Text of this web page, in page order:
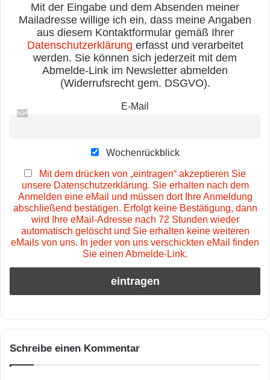
Mit der Eingabe und dem Absenden meiner
Mailadresse willige ich ein, dass meine Angaben
aus diesem Kontaktformular gemäß Ihrer
Datenschutzerklärung erfasst und verarbeitet
werden. Sie können sich jederzeit mit dem
Abmelde-Link im Newsletter abmelden
(Widerrufsrecht gem. DSGVO).
E-Mail
Wochenrückblick
Mit dem drücken von „eintragen“ akzeptieren Sie
unsere Datenschutzerklärung. Sie erhalten nach dem
Anmelden eine eMail und müssen dort Ihre Anmeldung
abschließend bestätigen. Erfolgt keine Bestätigung, dann
wird Ihre eMail-Adresse nach 72 Stunden wieder
automatisch gelöscht und Sie erhalten keine weiteren
eMails von uns. In jeder von uns verschickten eMail finden
Sie einen Abmelde-Link.
Schreibe einen Kommentar